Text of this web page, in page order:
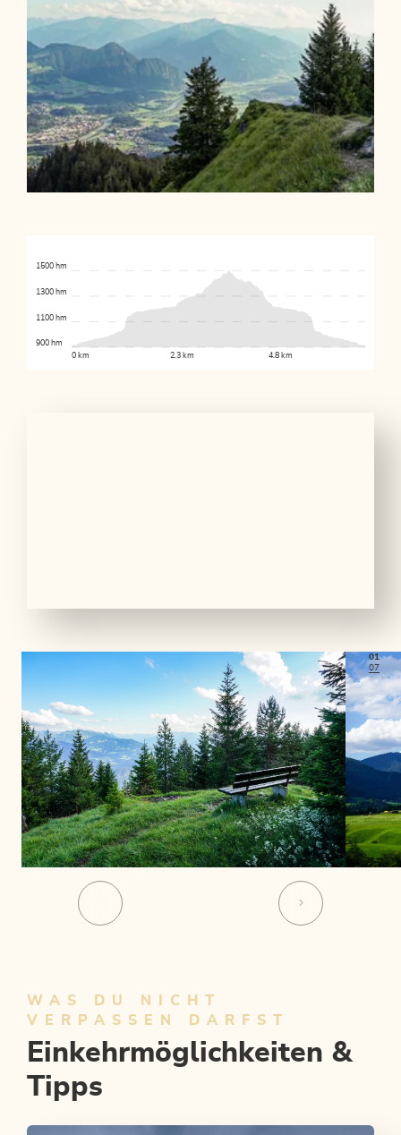
0 km 2.3 km 4.8 km
900 hm
1100 hm
1300 hm
1500 hm
01
07
WAS DU NICHT
VERPASSEN DARFST
Einkehrmöglichkeiten &
Tipps